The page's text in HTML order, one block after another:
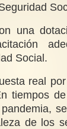
una
Social.
real
tiempos
de los